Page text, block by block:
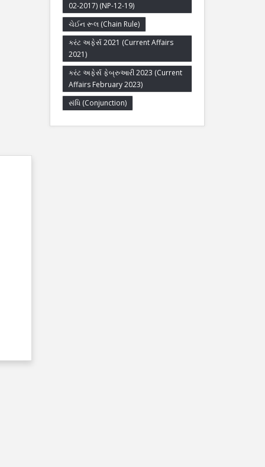
02-2017) (NP-12-19)
ચેઈન રૂલ (Chain Rule)
કરંટ અફેર્સ 2021 (Current Affairs
2021)
કરંટ અફેર્સ ફેબ્રુઆરી 2023 (Current
Affairs February 2023)
સંધિ (Conjunction)